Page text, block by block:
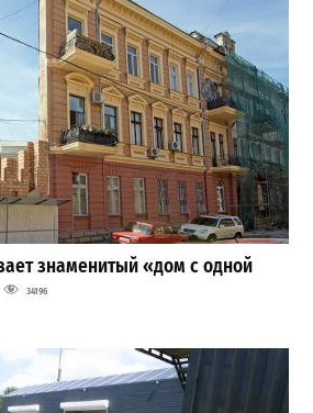
знаменитый «дом с одной
34196